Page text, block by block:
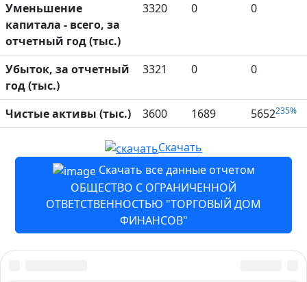
Уменьшение
капитала - всего, за
отчетный год (тыс.)
3320 0 0
Убыток, за отчетный
год (тыс.)
3321 0 0
Чистые активы (тыс.) 3600 1689 5652235%
Скачать
Скачать все данные отчетом
ОБЩЕСТВО С ОГРАНИЧЕННОЙ
ОТВЕТСТВЕННОСТЬЮ "ТОРГОВЫЙ ДОМ
ФИНАНСОВ"